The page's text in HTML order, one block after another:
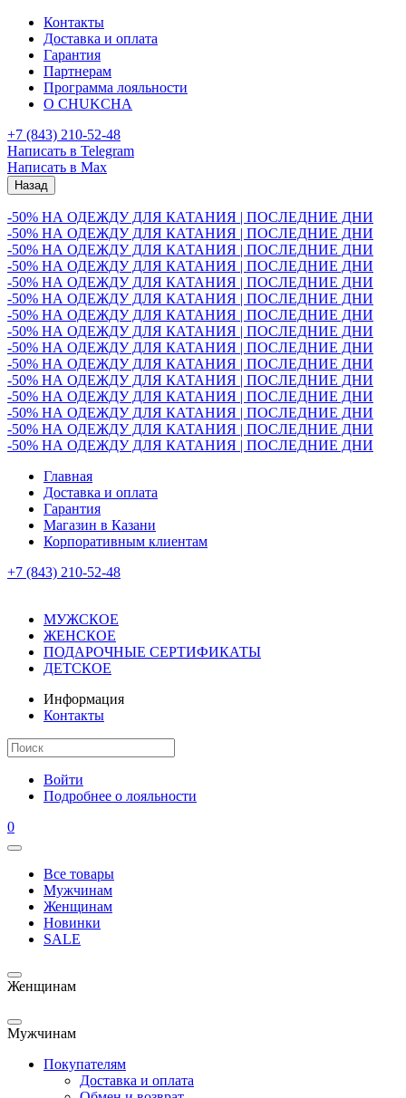
Контакты
Доставка и оплата
Гарантия
Партнерам
Программа лояльности
О CHUKCHA
+7 (843) 210-52-48
Написать в Telegram
Написать в Max
Назад
-50% НА ОДЕЖДУ ДЛЯ КАТАНИЯ | ПОСЛЕДНИЕ ДНИ
-50% НА ОДЕЖДУ ДЛЯ КАТАНИЯ | ПОСЛЕДНИЕ ДНИ
-50% НА ОДЕЖДУ ДЛЯ КАТАНИЯ | ПОСЛЕДНИЕ ДНИ
-50% НА ОДЕЖДУ ДЛЯ КАТАНИЯ | ПОСЛЕДНИЕ ДНИ
-50% НА ОДЕЖДУ ДЛЯ КАТАНИЯ | ПОСЛЕДНИЕ ДНИ
-50% НА ОДЕЖДУ ДЛЯ КАТАНИЯ | ПОСЛЕДНИЕ ДНИ
-50% НА ОДЕЖДУ ДЛЯ КАТАНИЯ | ПОСЛЕДНИЕ ДНИ
-50% НА ОДЕЖДУ ДЛЯ КАТАНИЯ | ПОСЛЕДНИЕ ДНИ
-50% НА ОДЕЖДУ ДЛЯ КАТАНИЯ | ПОСЛЕДНИЕ ДНИ
-50% НА ОДЕЖДУ ДЛЯ КАТАНИЯ | ПОСЛЕДНИЕ ДНИ
-50% НА ОДЕЖДУ ДЛЯ КАТАНИЯ | ПОСЛЕДНИЕ ДНИ
-50% НА ОДЕЖДУ ДЛЯ КАТАНИЯ | ПОСЛЕДНИЕ ДНИ
-50% НА ОДЕЖДУ ДЛЯ КАТАНИЯ | ПОСЛЕДНИЕ ДНИ
-50% НА ОДЕЖДУ ДЛЯ КАТАНИЯ | ПОСЛЕДНИЕ ДНИ
-50% НА ОДЕЖДУ ДЛЯ КАТАНИЯ | ПОСЛЕДНИЕ ДНИ
Главная
Доставка и оплата
Гарантия
Магазин в Казани
Корпоративным клиентам
+7 (843) 210-52-48
МУЖСКОЕ
ЖЕНСКОЕ
ПОДАРОЧНЫЕ СЕРТИФИКАТЫ
ДЕТСКОЕ
Информация
Контакты
Войти
Подробнее о лояльности
0
Все товары
Мужчинам
Женщинам
Новинки
SALE
Женщинам
Мужчинам
Покупателям
Доставка и оплата